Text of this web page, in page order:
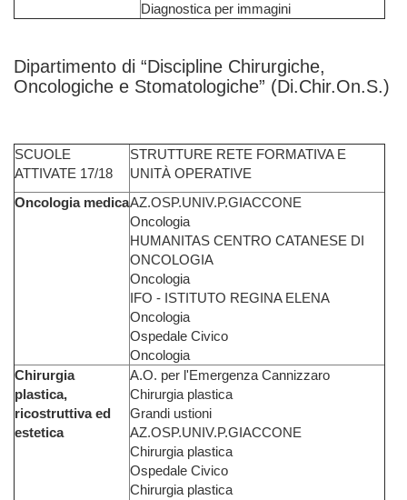
Diagnostica per immagini
Dipartimento di “Discipline Chirurgiche,
Oncologiche e Stomatologiche” (Di.Chir.On.S.)
SCUOLE
ATTIVATE 17/18
STRUTTURE RETE FORMATIVA E
UNITÀ OPERATIVE
Oncologia medicaAZ.OSP.UNIV.P.GIACCONE
Oncologia
HUMANITAS CENTRO CATANESE DI
ONCOLOGIA
Oncologia
IFO - ISTITUTO REGINA ELENA
Oncologia
Ospedale Civico
Oncologia
Chirurgia
plastica,
ricostruttiva ed
estetica
A.O. per l'Emergenza Cannizzaro
Chirurgia plastica
Grandi ustioni
AZ.OSP.UNIV.P.GIACCONE
Chirurgia plastica
Ospedale Civico
Chirurgia plastica